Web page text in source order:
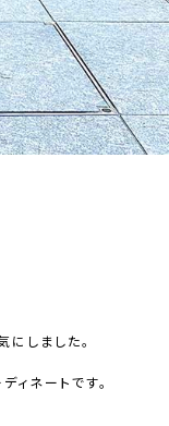
しました。
ィネートです。